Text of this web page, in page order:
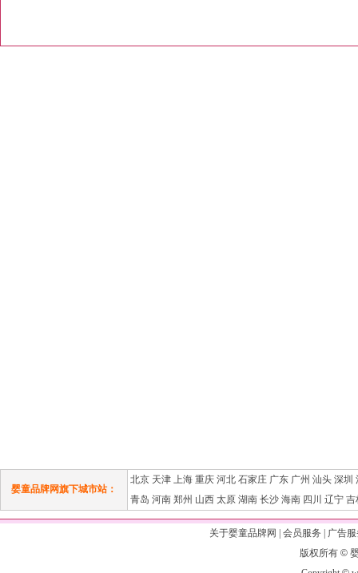
婴童品牌网旗下城市站：
北京 天津 上海 重庆 河北 石家庄 广东 广州 汕头 深圳
青岛 河南 郑州 山西 太原 湖南 长沙 海南 四川 辽宁 吉
关于婴童品牌网 会员服务
广告
版权所有 ©